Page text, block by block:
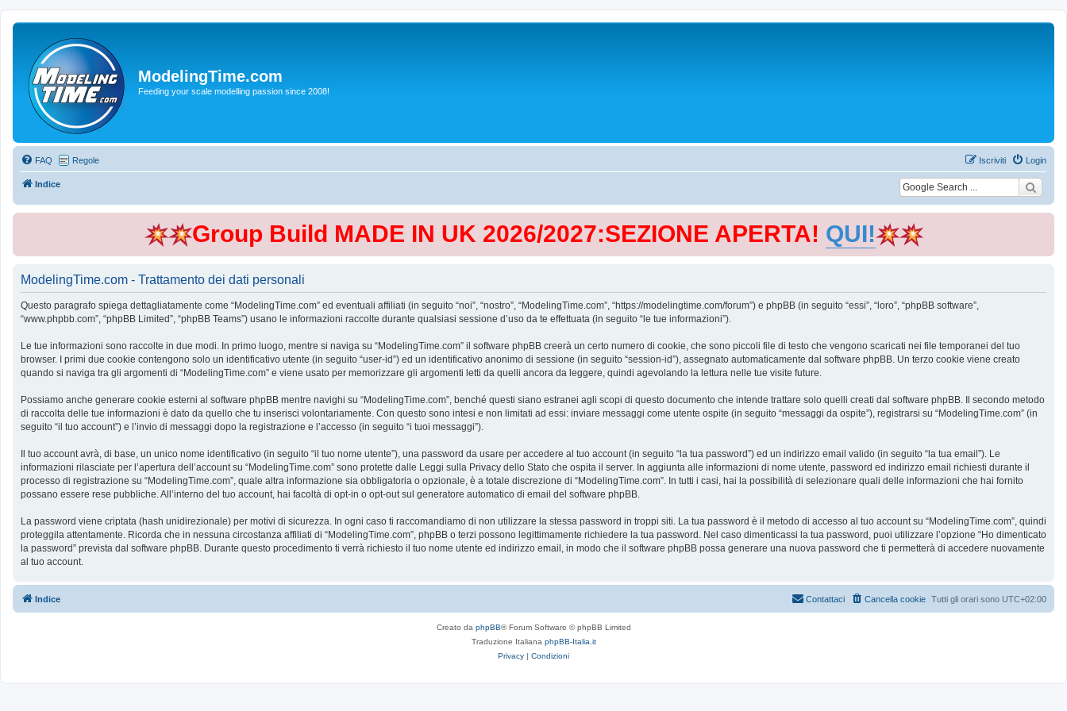
ModelingTime.com
Feeding your scale modelling passion since 2008!
FAQ Regole Login
Iscriviti
Indice
Group Build MADE IN UK 2026/2027:SEZIONE APERTA! QUI!
ModelingTime.com - Trattamento dei dati personali
Questo paragrafo spiega dettagliatamente come “ModelingTime.com” ed eventuali affiliati (in seguito “noi”, “nostro”, “ModelingTime.com”, “https://modelingtime.com/forum”) e phpBB (in seguito “essi”, “loro”, “phpBB software”,
“www.phpbb.com”, “phpBB Limited”, “phpBB Teams”) usano le informazioni raccolte durante qualsiasi sessione d’uso da te effettuata (in seguito “le tue informazioni”).
Le tue informazioni sono raccolte in due modi. In primo luogo, mentre si naviga su “ModelingTime.com” il software phpBB creerà un certo numero di cookie, che sono piccoli file di testo che vengono scaricati nei file temporanei del tuo
browser. I primi due cookie contengono solo un identificativo utente (in seguito “user-id”) ed un identificativo anonimo di sessione (in seguito “session-id”), assegnato automaticamente dal software phpBB. Un terzo cookie viene creato
quando si naviga tra gli argomenti di “ModelingTime.com” e viene usato per memorizzare gli argomenti letti da quelli ancora da leggere, quindi agevolando la lettura nelle tue visite future.
Possiamo anche generare cookie esterni al software phpBB mentre navighi su “ModelingTime.com”, benché questi siano estranei agli scopi di questo documento che intende trattare solo quelli creati dal software phpBB. Il secondo metodo
di raccolta delle tue informazioni è dato da quello che tu inserisci volontariamente. Con questo sono intesi e non limitati ad essi: inviare messaggi come utente ospite (in seguito “messaggi da ospite”), registrarsi su “ModelingTime.com” (in
seguito “il tuo account”) e l’invio di messaggi dopo la registrazione e l’accesso (in seguito “i tuoi messaggi”).
Il tuo account avrà, di base, un unico nome identificativo (in seguito “il tuo nome utente”), una password da usare per accedere al tuo account (in seguito “la tua password”) ed un indirizzo email valido (in seguito “la tua email”). Le
informazioni rilasciate per l’apertura dell’account su “ModelingTime.com” sono protette dalle Leggi sulla Privacy dello Stato che ospita il server. In aggiunta alle informazioni di nome utente, password ed indirizzo email richiesti durante il
processo di registrazione su “ModelingTime.com”, quale altra informazione sia obbligatoria o opzionale, è a totale discrezione di “ModelingTime.com”. In tutti i casi, hai la possibilità di selezionare quali delle informazioni che hai fornito
possano essere rese pubbliche. All’interno del tuo account, hai facoltà di opt-in o opt-out sul generatore automatico di email del software phpBB.
La password viene criptata (hash unidirezionale) per motivi di sicurezza. In ogni caso ti raccomandiamo di non utilizzare la stessa password in troppi siti. La tua password è il metodo di accesso al tuo account su “ModelingTime.com”, quindi
proteggila attentamente. Ricorda che in nessuna circostanza affiliati di “ModelingTime.com”, phpBB o terzi possono legittimamente richiedere la tua password. Nel caso dimenticassi la tua password, puoi utilizzare l’opzione “Ho dimenticato
la password” prevista dal software phpBB. Durante questo procedimento ti verrà richiesto il tuo nome utente ed indirizzo email, in modo che il software phpBB possa generare una nuova password che ti permetterà di accedere nuovamente
al tuo account.
Indice Tutti gli orari sono UTC+02:00
Cancella cookie
Contattaci
Creato da phpBB® Forum Software © phpBB Limited
Traduzione Italiana phpBB-Italia.it
Privacy | Condizioni